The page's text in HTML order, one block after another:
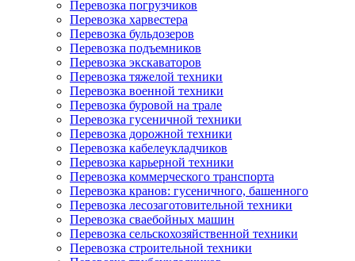
Перевозка погрузчиков
Перевозка харвестера
Перевозка бульдозеров
Перевозка подъемников
Перевозка экскаваторов
Перевозка тяжелой техники
Перевозка военной техники
Перевозка буровой на трале
Перевозка гусеничной техники
Перевозка дорожной техники
Перевозка кабелеукладчиков
Перевозка карьерной техники
Перевозка коммерческого транспорта
Перевозка кранов: гусеничного, башенного
Перевозка лесозаготовительной техники
Перевозка сваебойных машин
Перевозка сельскохозяйственной техники
Перевозка строительной техники